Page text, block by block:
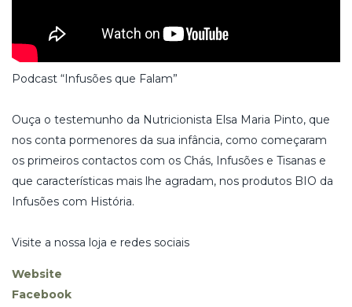
Podcast “Infusões que Falam”
Ouça o testemunho da Nutricionista Elsa Maria Pinto, que
nos conta pormenores da sua infância, como começaram
os primeiros contactos com os Chás, Infusões e Tisanas e
que características mais lhe agradam, nos produtos BIO da
Infusões com História.
Visite a nossa loja e redes sociais
Website
Facebook